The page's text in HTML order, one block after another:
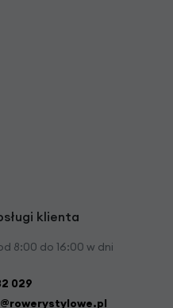
klienta
8:00 do 16:00 w dni
029